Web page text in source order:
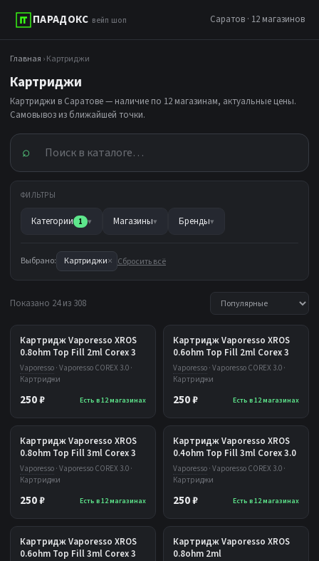
ПАРАДОКС вейп шоп Саратов · 12 магазинов
Главная › Картриджи
Картриджи
Картриджи в Саратове — наличие по 12 магазинам, актуальные цены.
Самовывоз из ближайшей точки.
⌕
ФИЛЬТРЫ
Категории 1 ▾ Магазины▾ Бренды▾
Выбрано: Картриджи× Сбросить всё
Показано 24 из 308
Картридж Vaporesso XROS
0.8ohm Top Fill 2ml Corex 3
Vaporesso · Vaporesso COREX 3.0 ·
Картриджи
250 ₽ Есть в 12 магазинах
Картридж Vaporesso XROS
0.6ohm Top Fill 2ml Corex 3
Vaporesso · Vaporesso COREX 3.0 ·
Картриджи
250 ₽ Есть в 12 магазинах
Картридж Vaporesso XROS
0.8ohm Top Fill 3ml Corex 3
Vaporesso · Vaporesso COREX 3.0 ·
Картриджи
250 ₽ Есть в 12 магазинах
Картридж Vaporesso XROS
0.4ohm Top Fill 3ml Corex 3.0
Vaporesso · Vaporesso COREX 3.0 ·
Картриджи
250 ₽ Есть в 12 магазинах
Картридж Vaporesso XROS
0.6ohm Top Fill 3ml Corex 3
Картридж Vaporesso XROS
0.8ohm 2ml